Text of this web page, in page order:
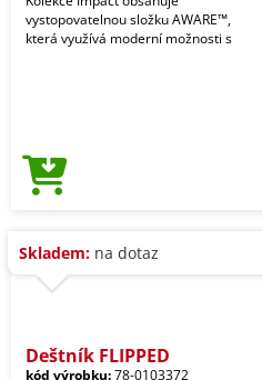
vystopovatelnou složku AWARE™,
která využívá moderní možnosti s
Skladem: na dotaz
Deštník FLIPPED
kód výrobku:78-0103372